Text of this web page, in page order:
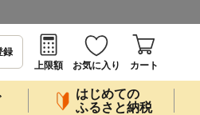
録
上限額
お気に入り カート
はじめての
ふるさと納税